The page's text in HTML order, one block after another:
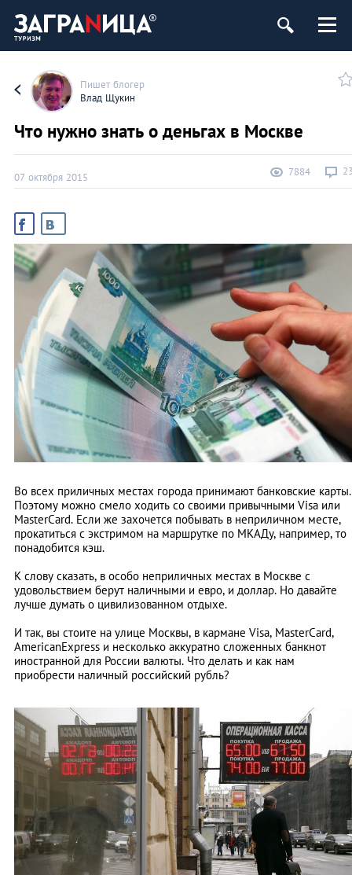
Пишет блогер
Влад Щукин
Что нужно знать о деньгах в Москве
07 октября 2015 7884
Во всех приличных местах города принимают банковские карты.
Поэтому можно смело ходить со своими привычными Visa или
MasterCard. Если же захочется побывать в неприличном месте,
прокатиться с экстримом на маршрутке по МКАДу, например, то
понадобится кэш.
К слову сказать, в особо неприличных местах в Москве с
удовольствием берут наличными и евро, и доллар. Но давайте
лучше думать о цивилизованном отдыхе.
И так, вы стоите на улице Москвы, в кармане Visa, MasterCard,
AmericanExpress и несколько аккуратно сложенных банкнот
иностранной для России валюты. Что делать и как нам
приобрести наличный российский рубль?